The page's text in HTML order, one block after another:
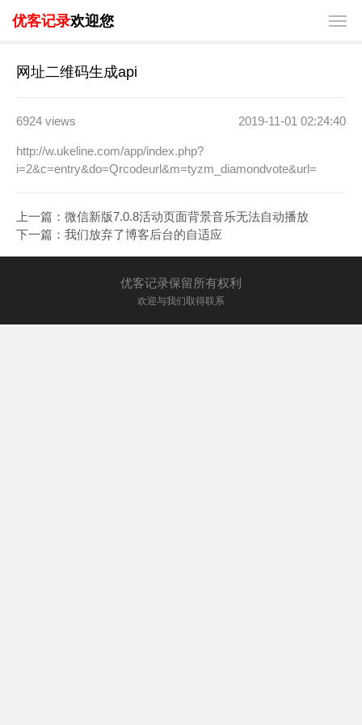
优客记录欢迎您
网址二维码生成api
6924 views 2019-11-01 02:24:40
http://w.ukeline.com/app/index.php?
i=2&c=entry&do=Qrcodeurl&m=tyzm_diamondvote&url=
上一篇： 微信新版7.0.8活动页面背景音乐无法自动播放
下一篇： 我们放弃了博客后台的自适应
优客记录保留所有权利
欢迎与我们取得联系